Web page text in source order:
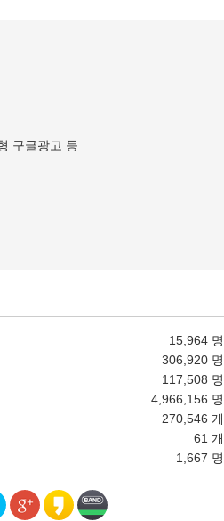
구글광고 등
15,964 명
306,920 명
117,508 명
4,966,156 명
270,546 개
61 개
1,667 명